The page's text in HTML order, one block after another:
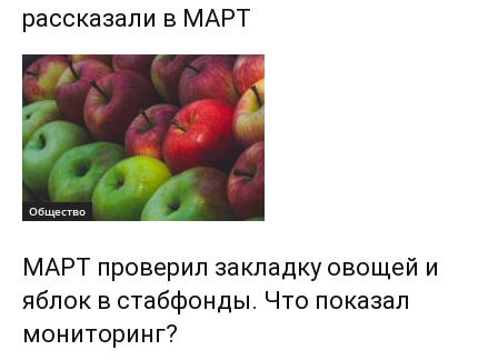
рассказали в МАРТ
Общество
МАРТ проверил закладку овощей и
яблок в стабфонды. Что показал
мониторинг?